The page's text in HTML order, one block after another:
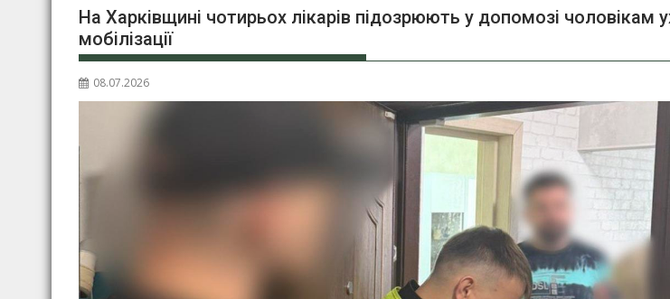
На Харківщині чотирьох лікарів підозрюють у допомозі чоловікам
мобілізації
08.07.2026